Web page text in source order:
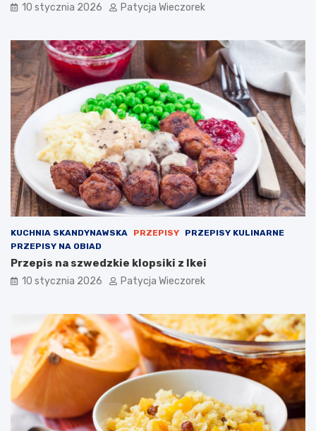
10 stycznia 2026 Patycja Wieczorek
KUCHNIA SKANDYNAWSKA PRZEPISY
PRZEPISY KULINARNE
PRZEPISY NA OBIAD
Przepis na szwedzkie klopsiki z Ikei
10 stycznia 2026 Patycja Wieczorek